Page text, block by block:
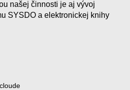
našej činnosti je aj vývoj
SYSDO a elektronickej knihy